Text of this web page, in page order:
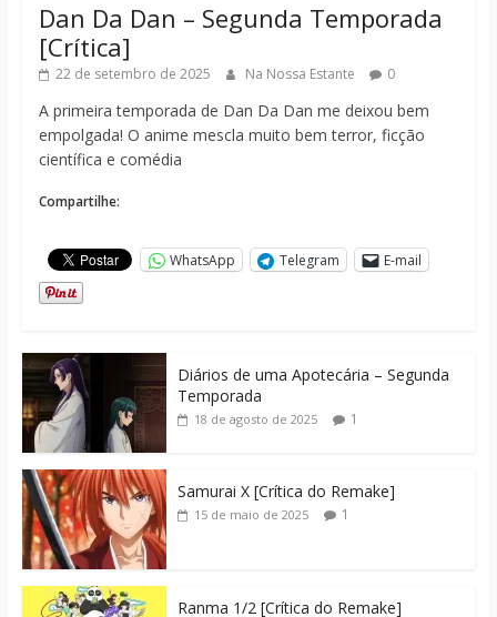
Dan Da Dan – Segunda Temporada
[Crítica]
22 de setembro de 2025 Na Nossa Estante 0
A primeira temporada de Dan Da Dan me deixou bem
empolgada! O anime mescla muito bem terror, ficção
científica e comédia
Compartilhe:
WhatsApp Telegram E-mail
Diários de uma Apotecária – Segunda
Temporada
18 de agosto de 2025 1
Samurai X [Crítica do Remake]
15 de maio de 2025 1
Ranma 1/2 [Crítica do Remake]